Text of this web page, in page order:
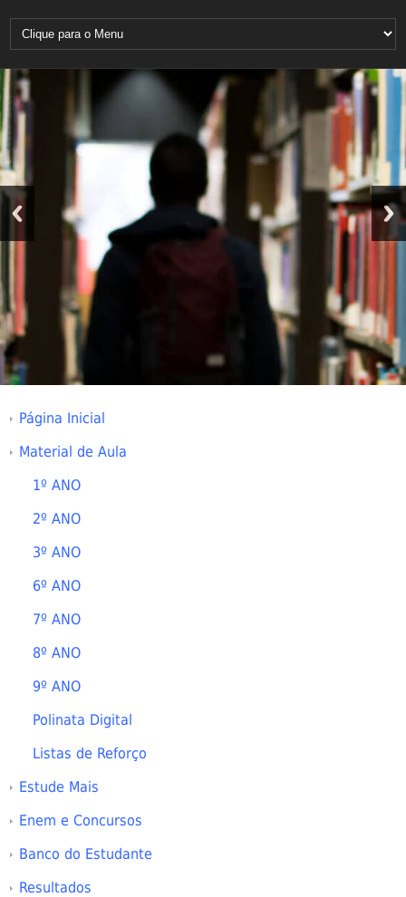
Página Inicial
Material de Aula
1º ANO
2º ANO
3º ANO
6º ANO
7º ANO
8º ANO
9º ANO
Polinata Digital
Listas de Reforço
Estude Mais
Enem e Concursos
Banco do Estudante
Resultados